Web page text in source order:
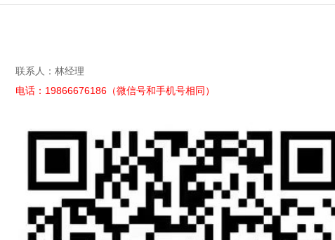
联系人：林经理
电话：19866676186（微信号和手机号相同）